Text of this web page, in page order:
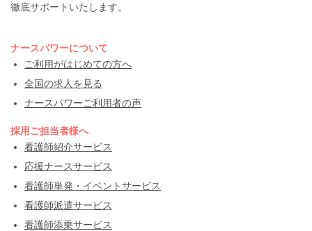
徹底サポートいたします。
ナースパワーについて
ご利用がはじめての方へ
全国の求人を見る
ナースパワーご利用者の声
採用ご担当者様へ
看護師紹介サービス
応援ナースサービス
看護師単発・イベントサービス
看護師派遣サービス
看護師添乗サービス